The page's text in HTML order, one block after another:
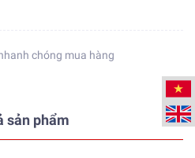
chóng mua hàng
sản phẩm